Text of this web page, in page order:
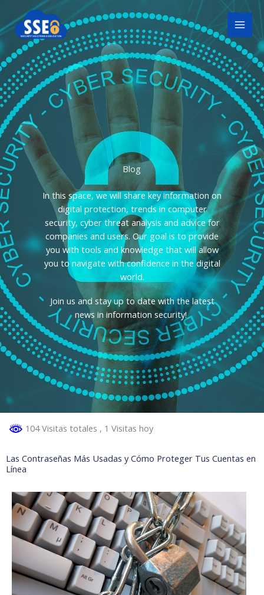
content
Blog
In this space, we will share key information on
digital protection, trends in computer
security, cyber threat analysis and advice for
companies and users. Our goal is to provide
you with tools and knowledge that will allow
you to navigate with confidence in the digital
world.
Join us and stay up to date with the latest
news in information security!
104 Visitas totales , 1 Visitas hoy
Las Contraseñas Más Usadas y Cómo Proteger Tus Cuentas en
Línea